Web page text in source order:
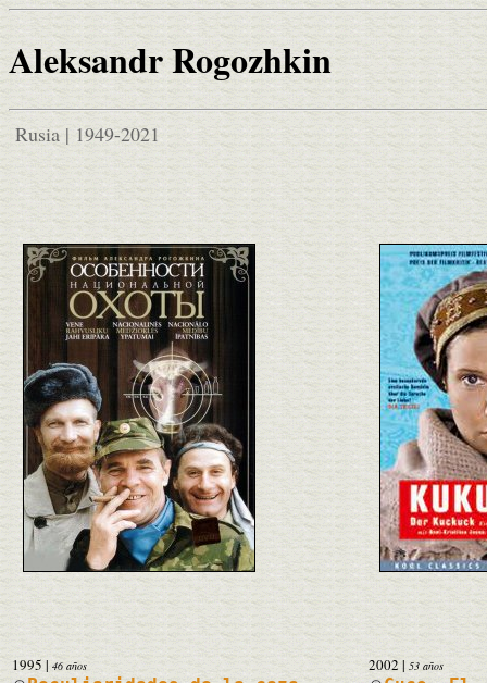
Aleksandr Rogozhkin
Rusia | 1949-2021
1995 | 46 años 2002 | 53 años